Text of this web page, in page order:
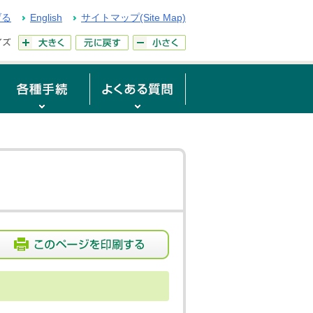
English サイトマップ(Site Map)